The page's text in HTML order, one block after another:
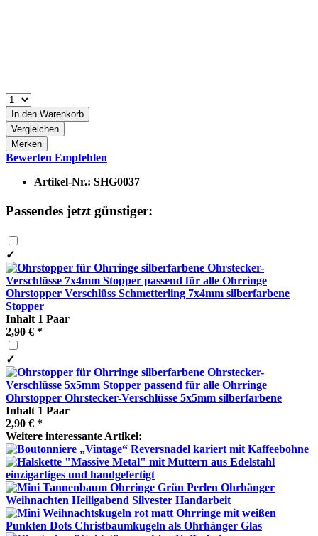
In den Warenkorb
Vergleichen
Merken
Bewerten Empfehlen
Artikel-Nr.: SHG0037
Passendes jetzt günstiger:
✓
Ohrstopper Verschlüss Schmetterling 7x4mm silberfarbene
Stopper
Inhalt 1 Paar
2,90 € *
✓
Ohrstopper Ohrstecker-Verschlüsse 5x5mm silberfarbene
Inhalt 1 Paar
2,90 € *
Weitere interessante Artikel: